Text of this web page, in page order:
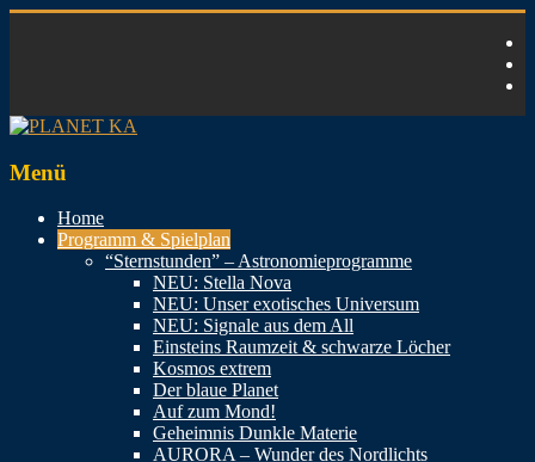
PLANET
Faszination
Menü
Home
Programm & Spielplan
“Sternstunden” – Astronomieprogramme
NEU: Stella Nova
NEU: Unser exotisches Universum
NEU: Signale aus dem All
Einsteins Raumzeit & schwarze Löcher
Kosmos extrem
Der blaue Planet
Auf zum Mond!
Geheimnis Dunkle Materie
AURORA – Wunder des Nordlichts